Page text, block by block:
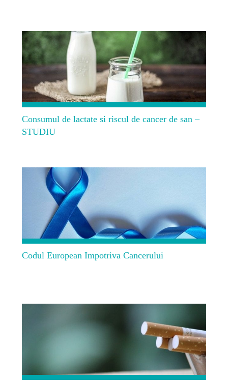
Consumul de lactate si riscul de cancer de san –
STUDIU
Codul European Impotriva Cancerului